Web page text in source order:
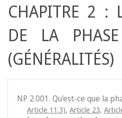
CHAPITRE 2 :
DE LA
(GÉNÉRALITÉS)
NP 2.001. Qu'est-ce que la
Article 11.3), Article 23,